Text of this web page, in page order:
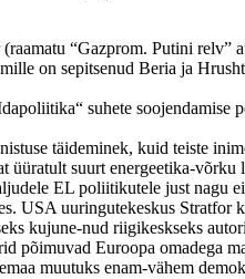
“Gazprom. Putini
on sepitsenud Beria ja
suhete
täideminek, kuid teiste
suurt energeetika-
EL poliitikutele just nagu
USA uuringutekeskus Stratfor
kujune-nud riigikeskseks
põimuvad Euroopa omadega
muutuks enam-vähem